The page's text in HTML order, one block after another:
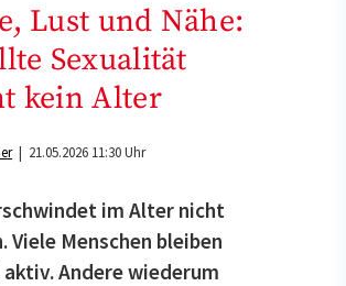
Lust und Nähe:
Sexualität
kein Alter
| 21.05.2026 11:30 Uhr
im Alter nicht
Viele Menschen bleiben
Andere wiederum